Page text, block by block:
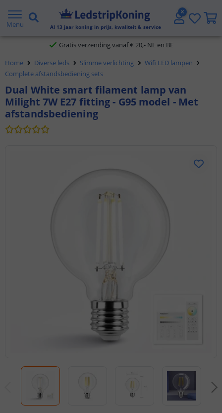
Menu Al 13 jaar koning in prijs, kwaliteit & service
5 jaar garantie
Gratis verzending vanaf € 20,- NL en BE
Klantbeoordeling 9.1
Voor 23:45 uur besteld,morgen in huis
Home Diverse leds Slimme verlichting
Wifi LED lampen
Complete afstandsbediening sets
Dual White smart filament lamp van
Milight 7W E27 fitting - G95 model - Met
afstandsbediening